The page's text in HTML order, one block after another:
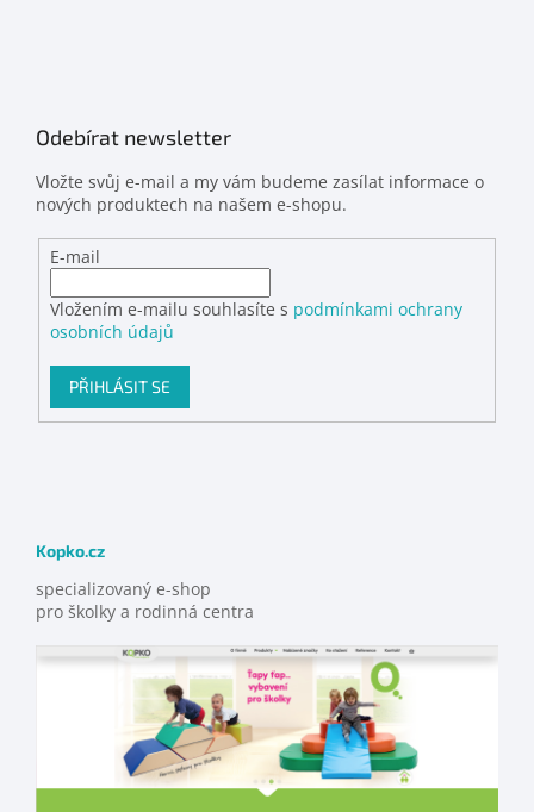
Odebírat newsletter
Vložte svůj e-mail a my vám budeme zasílat informace o
nových produktech na našem e-shopu.
E-mail
Vložením e-mailu souhlasíte s podmínkami ochrany
osobních údajů
PŘIHLÁSIT SE
Kopko.cz
specializovaný e-shop
pro školky a rodinná centra